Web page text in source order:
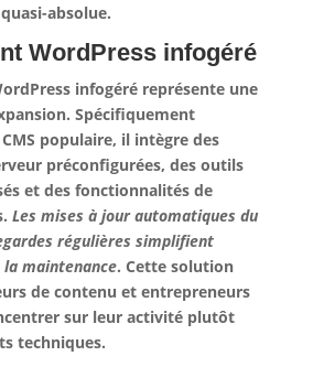
absolue.
WordPress infogéré
infogéré représente une
Spécifiquement
populaire, il intègre des
préconfigurées, des outils
et des fonctionnalités de
Les mises à jour automatiques du
régulières simplifient
maintenance. Cette solution
de contenu et entrepreneurs
sur leur activité plutôt
techniques.